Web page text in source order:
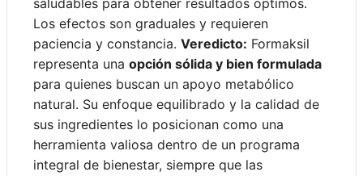
saludables para obtener resultados óptimos.
Los efectos son graduales y requieren
paciencia y constancia. Veredicto: Formaksil
representa una opción sólida y bien formulada
para quienes buscan un apoyo metabólico
natural. Su enfoque equilibrado y la calidad de
sus ingredientes lo posicionan como una
herramienta valiosa dentro de un programa
integral de bienestar, siempre que las